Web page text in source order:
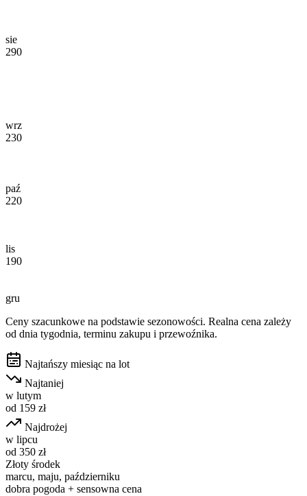
sie
290
wrz
230
paź
220
lis
190
gru
Ceny szacunkowe na podstawie sezonowości. Realna cena zależy
od dnia tygodnia, terminu zakupu i przewoźnika.
Najtańszy miesiąc na lot
Najtaniej
w lutym
od 159 zł
Najdrożej
w lipcu
od 350 zł
Złoty środek
marcu, maju, październiku
dobra pogoda + sensowna cena